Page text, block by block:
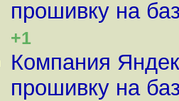
прошивку на
+1
Компания
прошивку на